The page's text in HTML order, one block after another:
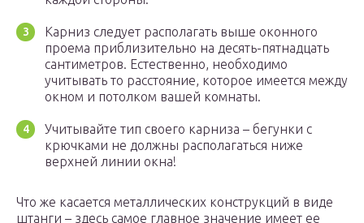
Карниз следует располагать выше оконного
проема приблизительно на десять-пятнадцать
сантиметров. Естественно, необходимо
учитывать то расстояние, которое имеется между
окном и потолком вашей комнаты.
Учитывайте тип своего карниза – бегунки с
крючками не должны располагаться ниже
верхней линии окна!
Что же касается металлических конструкций в виде
штанги – здесь самое главное значение имеет ее